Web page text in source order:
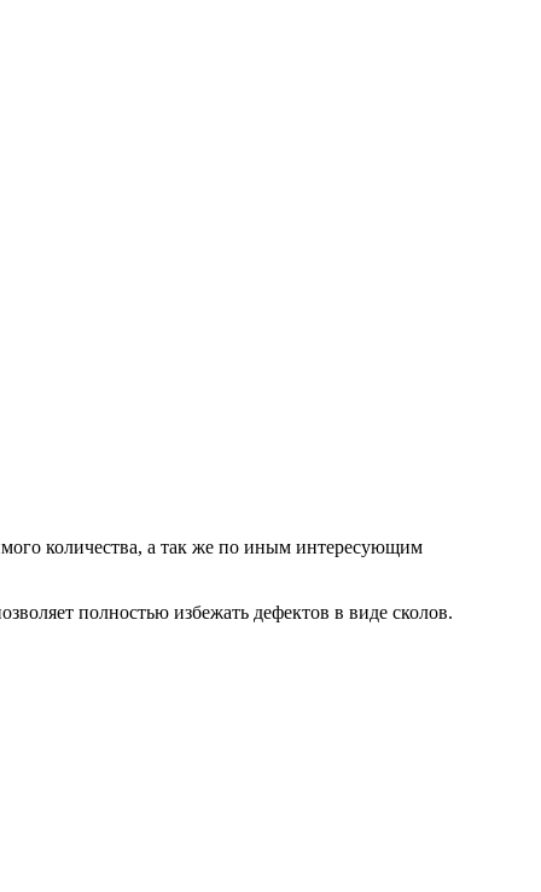
количества, а так же по иным интересующим
полностью избежать дефектов в виде сколов.